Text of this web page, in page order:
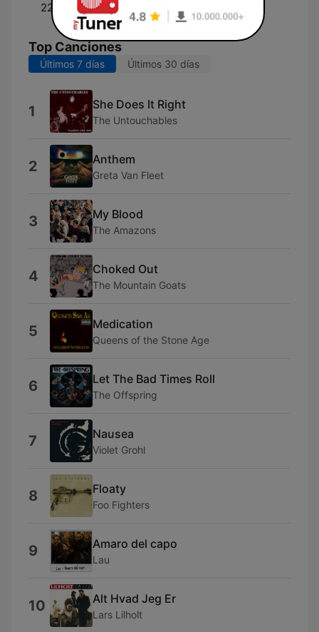
22:00 - 00:00 L'ultima luna
Top Canciones
Últimos 7 días Últimos 30 días
1 She Does It Right
The Untouchables
2 Anthem
Greta Van Fleet
3 My Blood
The Amazons
4 Choked Out
The Mountain Goats
5 Medication
Queens of the Stone Age
6 Let The Bad Times Roll
The Offspring
7 Nausea
Violet Grohl
8 Floaty
Foo Fighters
9 Amaro del capo
Lau
10 Alt Hvad Jeg Er
Lars Lilholt